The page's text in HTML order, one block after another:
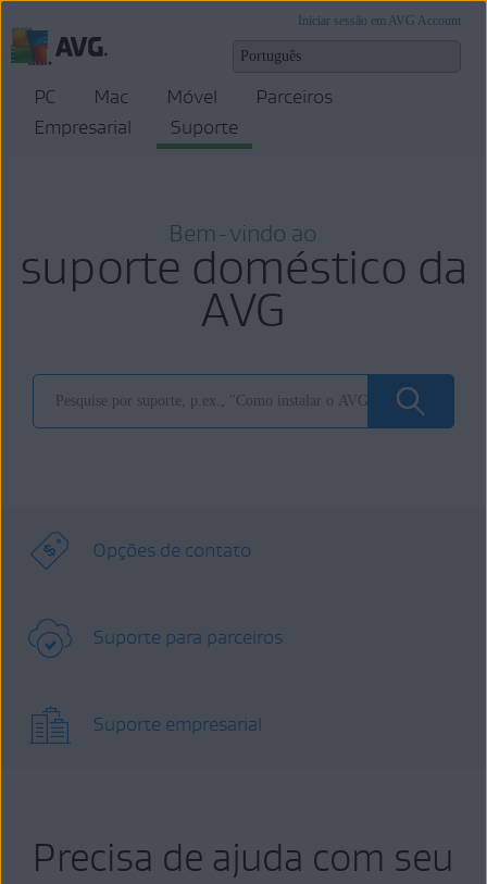
Iniciar sessão em AVG Account
PC Mac Móvel
Parceiros
Empresarial
Suporte
Bem-vindo ao
suporte doméstico da
AVG
Opções de contato
Suporte para parceiros
Suporte empresarial
Precisa de ajuda com seu